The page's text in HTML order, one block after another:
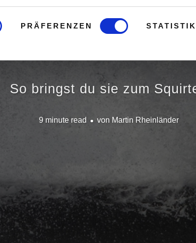
PRÄFERENZEN
So bringst du sie zum
9 minute read von Martin Rheinländer